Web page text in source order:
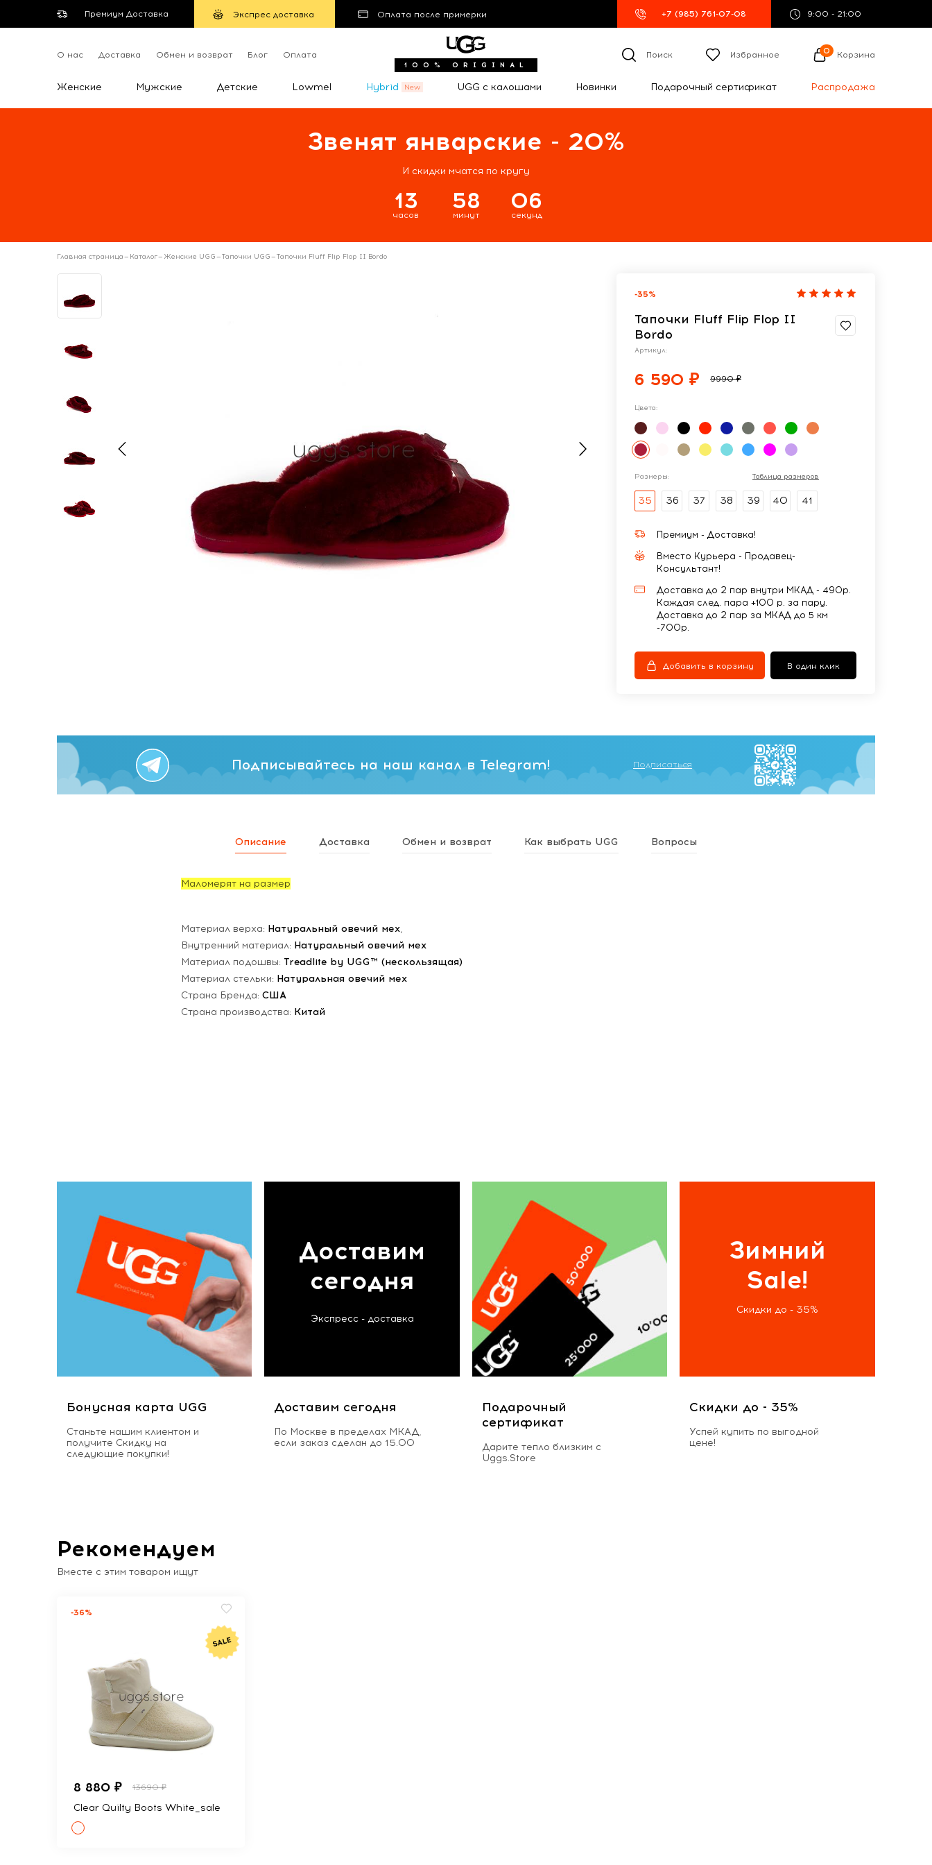
Премиум Доставка Экспрес доставка Оплата после примерки +7 (985) 761-07-08 9:00 - 21:00
О нас Доставка Обмен и возврат Блог Оплата
100% ORIGINAL
Поиск Избранное 0 Корзина
Женские Мужские Детские Lowmel Hybrid UGG с калошами Новинки Подарочный сертификат Распродажа
Звенят январские - 20%
И скидки мчатся по кругу
13
часов
58
минут
06
секунд
Главная страница— Каталог— Женские UGG—Тапочки UGG—Тапочки Fluff Flip Flop II Bordo
-35%
Тапочки Fluff Flip Flop II
Bordo
Артикул:
6 590 ₽ 9990 ₽
Цвета:
Размеры: Таблица размеров
35 36 37 38 39 40 41
Премиум - Доставка!
Вместо Курьера - Продавец-
Консультант!
Доставка до 2 пар внутри МКАД - 490р.
Каждая след. пара +100 р. за пару.
Доставка до 2 пар за МКАД до 5 км
-700р.
Добавить в корзину В один клик
Подписывайтесь на наш канал в Telegram! Подписаться
Описание Доставка Обмен и возврат Как выбрать UGG Вопросы
Маломерят на размер
Материал верха: Натуральный овечий мех,
Внутренний материал: Натуральный овечий мех
Материал подошвы: Treadlite by UGG™ (нескользящая)
Материал стельки: Натуральная овечий мех
Страна Бренда: США
Страна производства: Китай
Бонусная карта UGG
Станьте нашим клиентом и
получите Скидку на
следующие покупки!
Доставим
сегодня
Экспресс - доставка
Доставим сегодня
По Москве в пределах МКАД,
если заказ сделан до 15.00
Подарочный
сертификат
Дарите тепло близким с
Uggs.Store
Зимний
Sale!
Скидки до - 35%
Скидки до - 35%
Успей купить по выгодной
цене!
Рекомендуем
Вместе с этим товаром ищут
-36%
8 880 ₽ 13690 ₽
Clear Quilty Boots White_sale